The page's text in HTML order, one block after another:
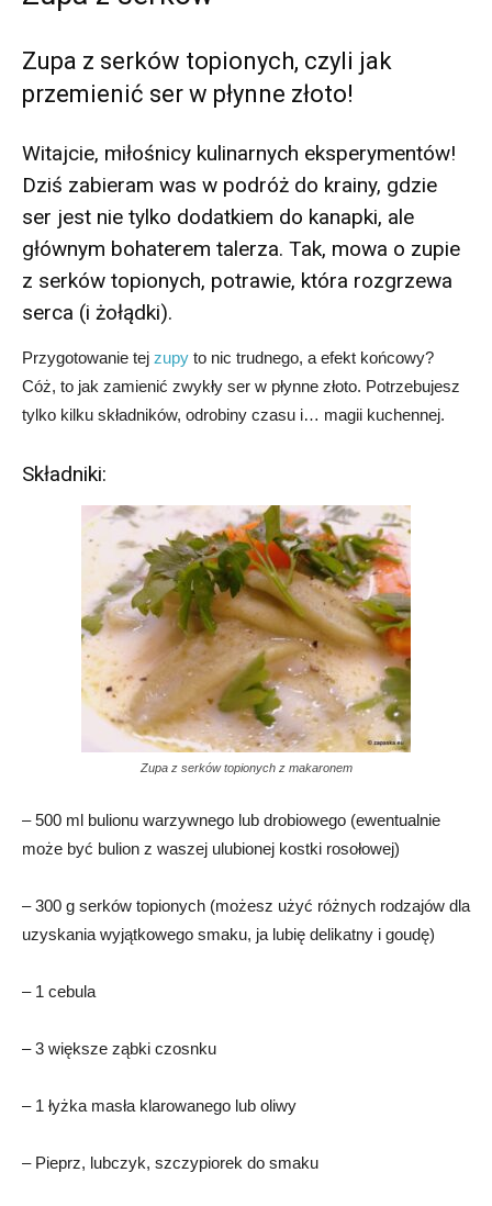
Zupa z serków topionych, czyli jak
przemienić ser w płynne złoto!
Witajcie, miłośnicy kulinarnych eksperymentów!
Dziś zabieram was w podróż do krainy, gdzie
ser jest nie tylko dodatkiem do kanapki, ale
głównym bohaterem talerza. Tak, mowa o zupie
z serków topionych, potrawie, która rozgrzewa
serca (i żołądki).
Przygotowanie tej zupy to nic trudnego, a efekt końcowy?
Cóż, to jak zamienić zwykły ser w płynne złoto. Potrzebujesz
tylko kilku składników, odrobiny czasu i… magii kuchennej.
Składniki:
Zupa z serków topionych z makaronem
– 500 ml bulionu warzywnego lub drobiowego (ewentualnie
może być bulion z waszej ulubionej kostki rosołowej)
– 300 g serków topionych (możesz użyć różnych rodzajów dla
uzyskania wyjątkowego smaku, ja lubię delikatny i goudę)
– 1 cebula
– 3 większe ząbki czosnku
– 1 łyżka masła klarowanego lub oliwy
– Pieprz, lubczyk, szczypiorek do smaku